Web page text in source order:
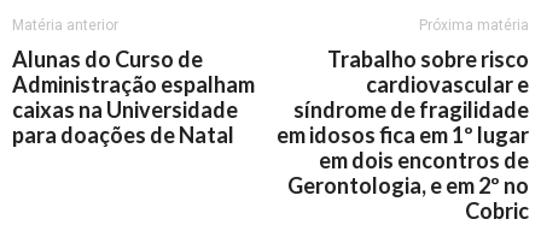
Matéria anterior
Alunas do Curso de
Administração espalham
caixas na Universidade
para doações de Natal
Próxima matéria
Trabalho sobre risco
cardiovascular e
síndrome de fragilidade
em idosos fica em 1º lugar
em dois encontros de
Gerontologia, e em 2º no
Cobric